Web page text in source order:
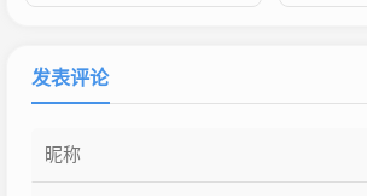
发表评论